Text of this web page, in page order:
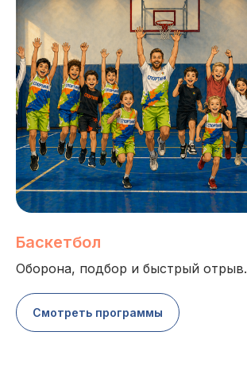
Баскетбол
Оборона, подбор и быстрый отрыв.
Смотреть программы